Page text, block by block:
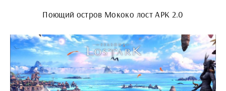
Поющий остров Мококо лост АРК 2.0